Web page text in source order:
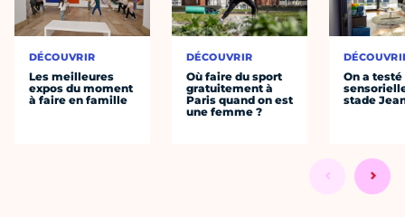
DÉCOUVRIR
Les meilleures
expos du moment
à faire en famille
DÉCOUVRIR
Où faire du sport
gratuitement à
Paris quand on est
une femme ?
On a
stade